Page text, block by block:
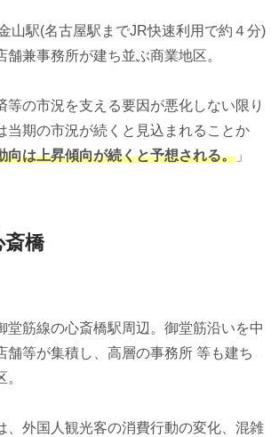
山駅(名古屋駅までJR快速利用で約４分)
舗兼事務所が建ち並ぶ商業地区。
等の市況を支える要因が悪化しない限り
当期の市況が続くと見込まれることか
向は上昇傾向が続くと予想される。 」
橋
堂筋線の心斎橋駅周辺。御堂筋沿いを中
舗等が集積し、高層の事務所 等も建ち
、外国人観光客の消費行動の変化、混雑